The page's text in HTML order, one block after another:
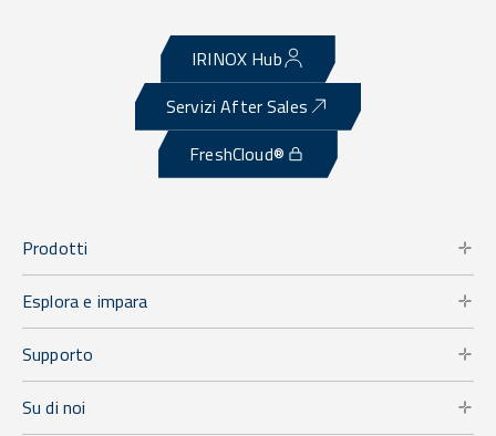
IRINOX Hub
Servizi After Sales
FreshCloud®
Prodotti
Esplora e impara
Supporto
Su di noi